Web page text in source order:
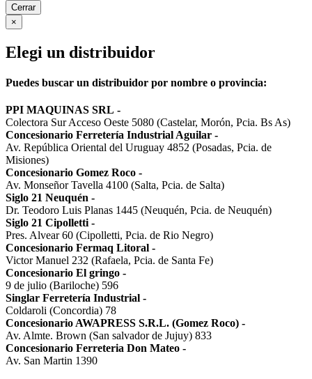
Cerrar
×
Elegi un distribuidor
Puedes buscar un distribuidor por nombre o provincia:
PPI MAQUINAS SRL -
Colectora Sur Acceso Oeste 5080 (Castelar, Morón, Pcia. Bs As)
Concesionario Ferretería Industrial Aguilar -
Av. República Oriental del Uruguay 4852 (Posadas, Pcia. de
Misiones)
Concesionario Gomez Roco -
Av. Monseñor Tavella 4100 (Salta, Pcia. de Salta)
Siglo 21 Neuquén -
Dr. Teodoro Luis Planas 1445 (Neuquén, Pcia. de Neuquén)
Siglo 21 Cipolletti -
Pres. Alvear 60 (Cipolletti, Pcia. de Rio Negro)
Concesionario Fermaq Litoral -
Victor Manuel 232 (Rafaela, Pcia. de Santa Fe)
Concesionario El gringo -
9 de julio (Bariloche) 596
Singlar Ferretería Industrial -
Coldaroli (Concordia) 78
Concesionario AWAPRESS S.R.L. (Gomez Roco) -
Av. Almte. Brown (San salvador de Jujuy) 833
Concesionario Ferreteria Don Mateo -
Av. San Martin 1390